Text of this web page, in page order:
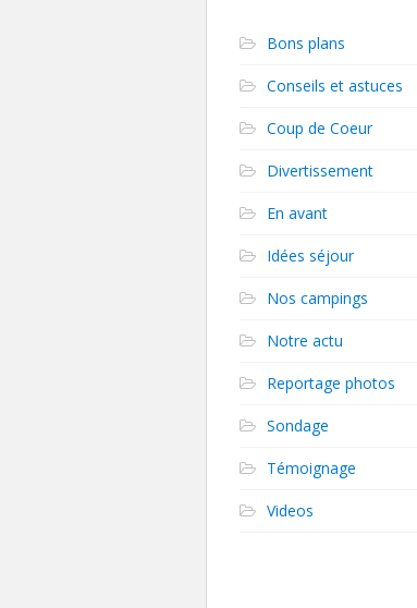
Bons plans
Conseils et astuces
Coup de Coeur
Divertissement
En avant
Idées séjour
Nos campings
Notre actu
Reportage photos
Sondage
Témoignage
Videos